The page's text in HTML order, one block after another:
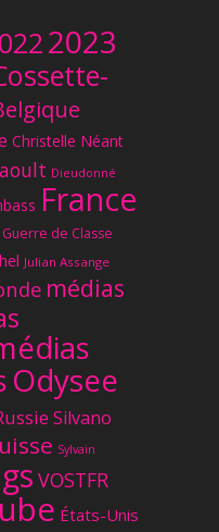
2023
Christelle Néant
Dieudonné
France
Guerre de Classe
Julian Assange
médias
Odysee
Silvano
Sylvain
VOSTFR
États-Unis